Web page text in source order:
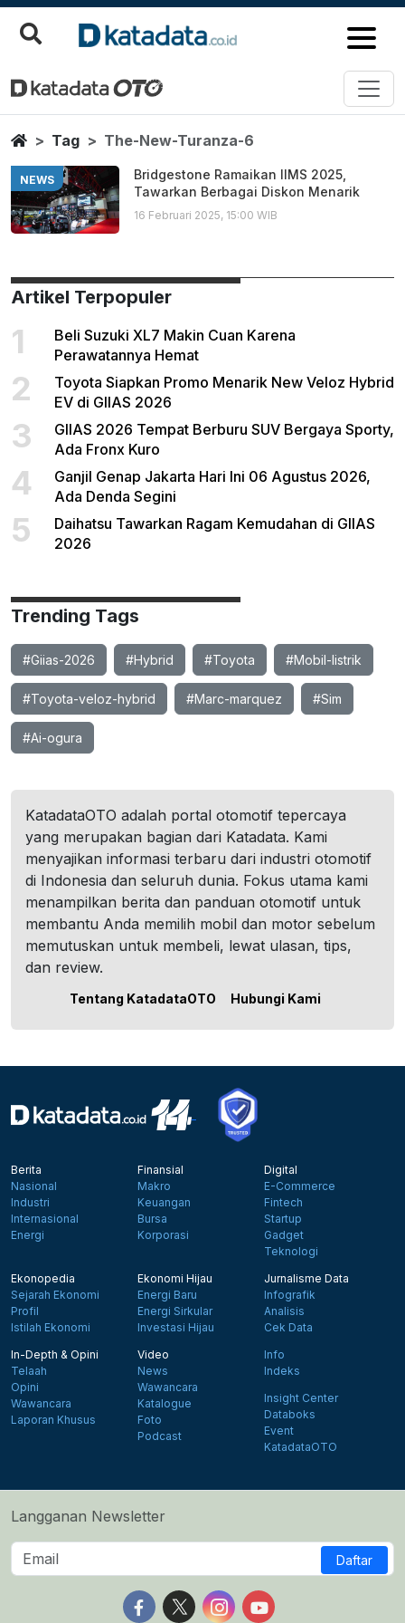
The New Turanza 6
Berita Terbaru
HomeTag The-New-Turanza-6
NEWS
Bridgestone Ramaikan IIMS 2025,
Tawarkan Berbagai Diskon Menarik
16 Februari 2025, 15:00 WIB
Artikel Terpopuler
1
Beli Suzuki XL7 Makin Cuan Karena
Perawatannya Hemat
2
Toyota Siapkan Promo Menarik New Veloz Hybrid
EV di GIIAS 2026
3
GIIAS 2026 Tempat Berburu SUV Bergaya Sporty,
Ada Fronx Kuro
4
Ganjil Genap Jakarta Hari Ini 06 Agustus 2026,
Ada Denda Segini
5
Daihatsu Tawarkan Ragam Kemudahan di GIIAS
2026
Trending Tags
#Giias-2026 #Hybrid #Toyota #Mobil-listrik
#Toyota-veloz-hybrid #Marc-marquez #Sim
#Ai-ogura
KatadataOTO adalah portal otomotif tepercaya
yang merupakan bagian dari Katadata. Kami
menyajikan informasi terbaru dari industri otomotif
di Indonesia dan seluruh dunia. Fokus utama kami
menampilkan berita dan panduan otomotif untuk
membantu Anda memilih mobil dan motor sebelum
memutuskan untuk membeli, lewat ulasan, tips,
dan review.
Tentang KatadataOTO Hubungi Kami
Berita
Nasional
Industri
Internasional
Energi
Finansial
Makro
Keuangan
Bursa
Korporasi
Digital
E-Commerce
Fintech
Startup
Gadget
Teknologi
Ekonopedia
Sejarah Ekonomi
Profil
Istilah Ekonomi
Ekonomi Hijau
Energi Baru
Energi Sirkular
Investasi Hijau
Jurnalisme Data
Infografik
Analisis
Cek Data
In-Depth & Opini
Telaah
Opini
Wawancara
Laporan Khusus
Video
News
Wawancara
Katalogue
Foto
Podcast
Info
Indeks
Insight Center
Databoks
Event
KatadataOTO
Langganan Newsletter
Daftar
Follow us on Facebook
Follow us on X
Follow us on Instagram
Follow us on